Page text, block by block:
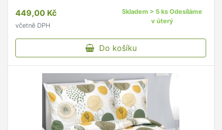
matrace do 20cm …
449,00 Kč
včetně DPH
Skladem > 5 ks Odesíláme
v úterý
Do košíku